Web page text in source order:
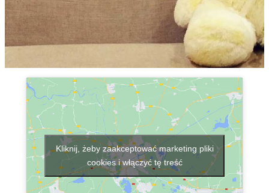
Kliknij, żeby zaakceptować marketing pliki
cookies i włączyć tę treść